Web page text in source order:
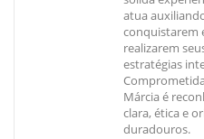
atua
conquistarem
realizarem
estratégias
Márcia é
clara, ética e
duradouros.